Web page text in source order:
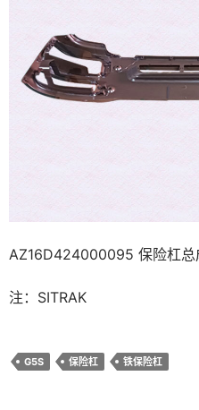
AZ16D424000095 保险杠
注：SITRAK
G5S 保险杠 铁保险杠